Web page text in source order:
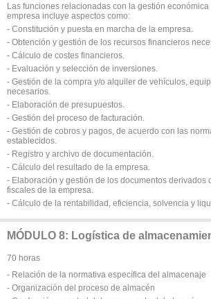
Las funciones relacionadas con la gestión
empresa incluye aspectos como:
- Constitución y puesta en marcha de la empresa.
- Obtención y gestión de los recursos financieros
- Cálculo de costes financieros.
- Evaluación y selección de inversiones.
- Gestión de la compra y/o alquiler de vehículos,
necesarios.
- Elaboración de presupuestos.
- Gestión del proceso de facturación.
- Gestión de cobros y pagos, de acuerdo con las
establecidos.
- Registro y archivo de documentación.
- Cálculo del resultado de la empresa.
- Elaboración y gestión de los documentos derivados
fiscales de la empresa.
- Cálculo de la rentabilidad, eficiencia, solvencia y
MÓDULO 8: Logística de
70 horas
- Relación de la normativa específica del almacenaje
- Organización del proceso de almacén